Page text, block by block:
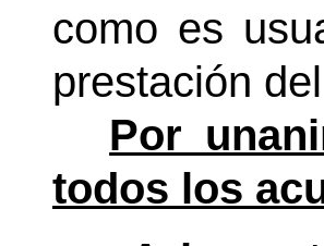
como es
prestación
Por
todos los